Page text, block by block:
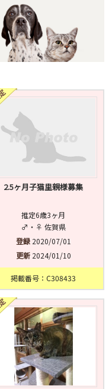
2.5ヶ月子猫里親様募集
推定6歳3ヶ月
♂・♀ 佐賀県
登録2020/07/01
更新2024/01/10
掲載番号：C308433